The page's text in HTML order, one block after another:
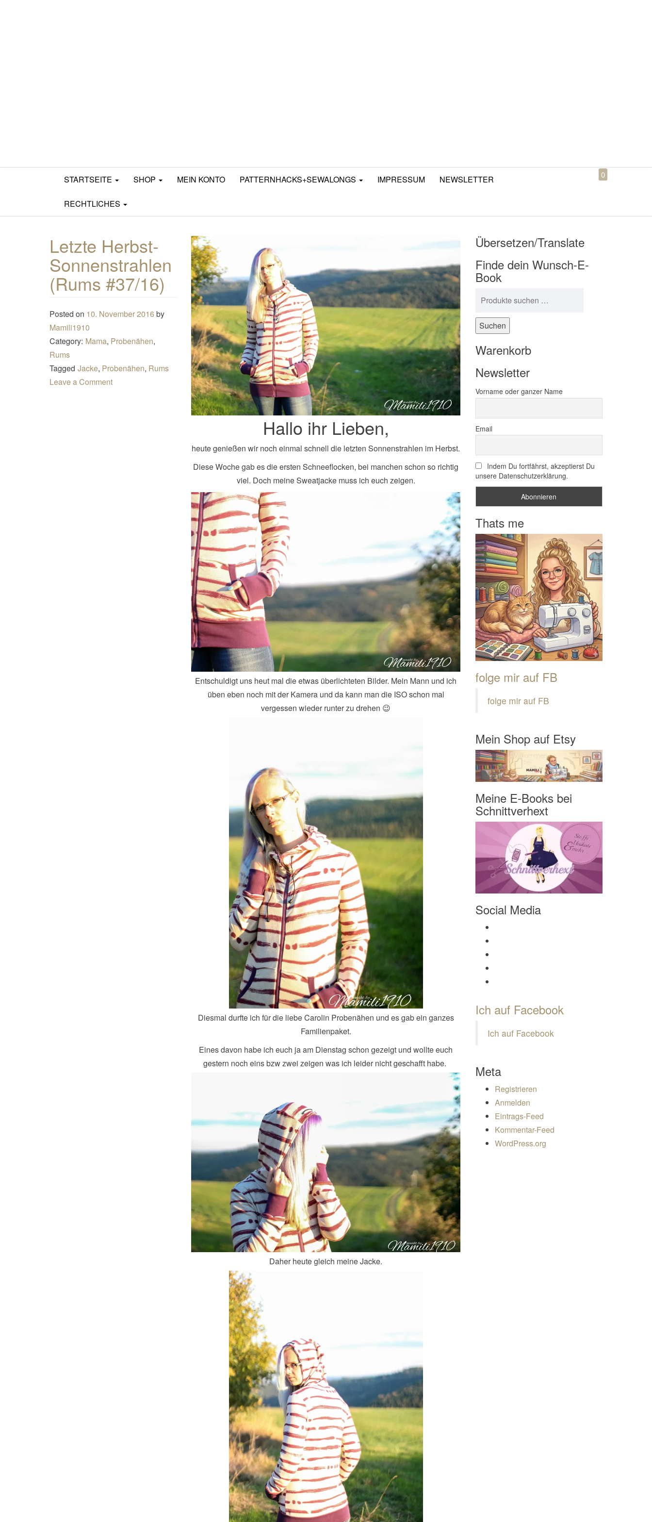
Mamili1910
STARTSEITE SHOP MEIN KONTO PATTERNHACKS+SEWALONGS IMPRESSUM NEWSLETTER
RECHTLICHES
0
Letzte Herbst-
Sonnenstrahlen
(Rums #37/16)
Posted on 10. November 2016 by
Mamili1910
Category: Mama, Probenähen,
Rums
Tagged Jacke, Probenähen, Rums
Leave a Comment
Hallo ihr Lieben,
heute genießen wir noch einmal schnell die letzten Sonnenstrahlen im Herbst.
Diese Woche gab es die ersten Schneeflocken, bei manchen schon so richtig
viel. Doch meine Sweatjacke muss ich euch zeigen.
Entschuldigt uns heut mal die etwas überlichteten Bilder. Mein Mann und ich
üben eben noch mit der Kamera und da kann man die ISO schon mal
vergessen wieder runter zu drehen 😉
Diesmal durfte ich für die liebe Carolin Probenähen und es gab ein ganzes
Familienpaket.
Eines davon habe ich euch ja am Dienstag schon gezeigt und wollte euch
gestern noch eins bzw zwei zeigen was ich leider nicht geschafft habe.
Daher heute gleich meine Jacke.
Übersetzen/Translate
Finde dein Wunsch-E-
Book
Suchen
Warenkorb
Newsletter
Vorname oder ganzer Name
Email
Indem Du fortfährst, akzeptierst Du
unsere Datenschutzerklärung.
Thats me
folge mir auf FB
folge mir auf FB
Mein Shop auf Etsy
Meine E-Books bei
Schnittverhext
Social Media
Ich auf Facebook
Ich auf Facebook
Meta
Registrieren
Anmelden
Eintrags-Feed
Kommentar-Feed
WordPress.org